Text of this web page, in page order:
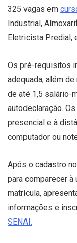
325 vagas em
Industrial,
Eletricista Predial,
Os pré-requisitos
adequada, além
de até 1,5 salário-
autodeclaração.
presencial e à
computador ou
Após o cadastro
para comparecer
matrícula,
informações e
SENAI.